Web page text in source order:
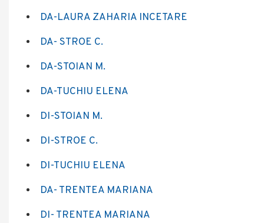
DA-LAURA ZAHARIA INCETARE
DA- STROE C.
DA-STOIAN M.
DA-TUCHIU ELENA
DI-STOIAN M.
DI-STROE C.
DI-TUCHIU ELENA
DA- TRENTEA MARIANA
DI- TRENTEA MARIANA